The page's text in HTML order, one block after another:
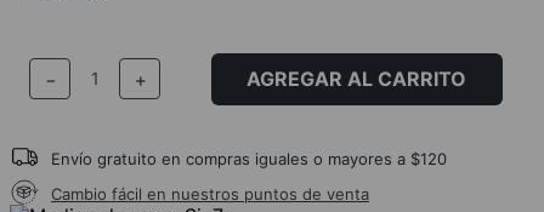
＋
－ AGREGAR AL CARRITO
Envío gratuito en compras iguales o mayores a $120
Cambio fácil en nuestros puntos de venta